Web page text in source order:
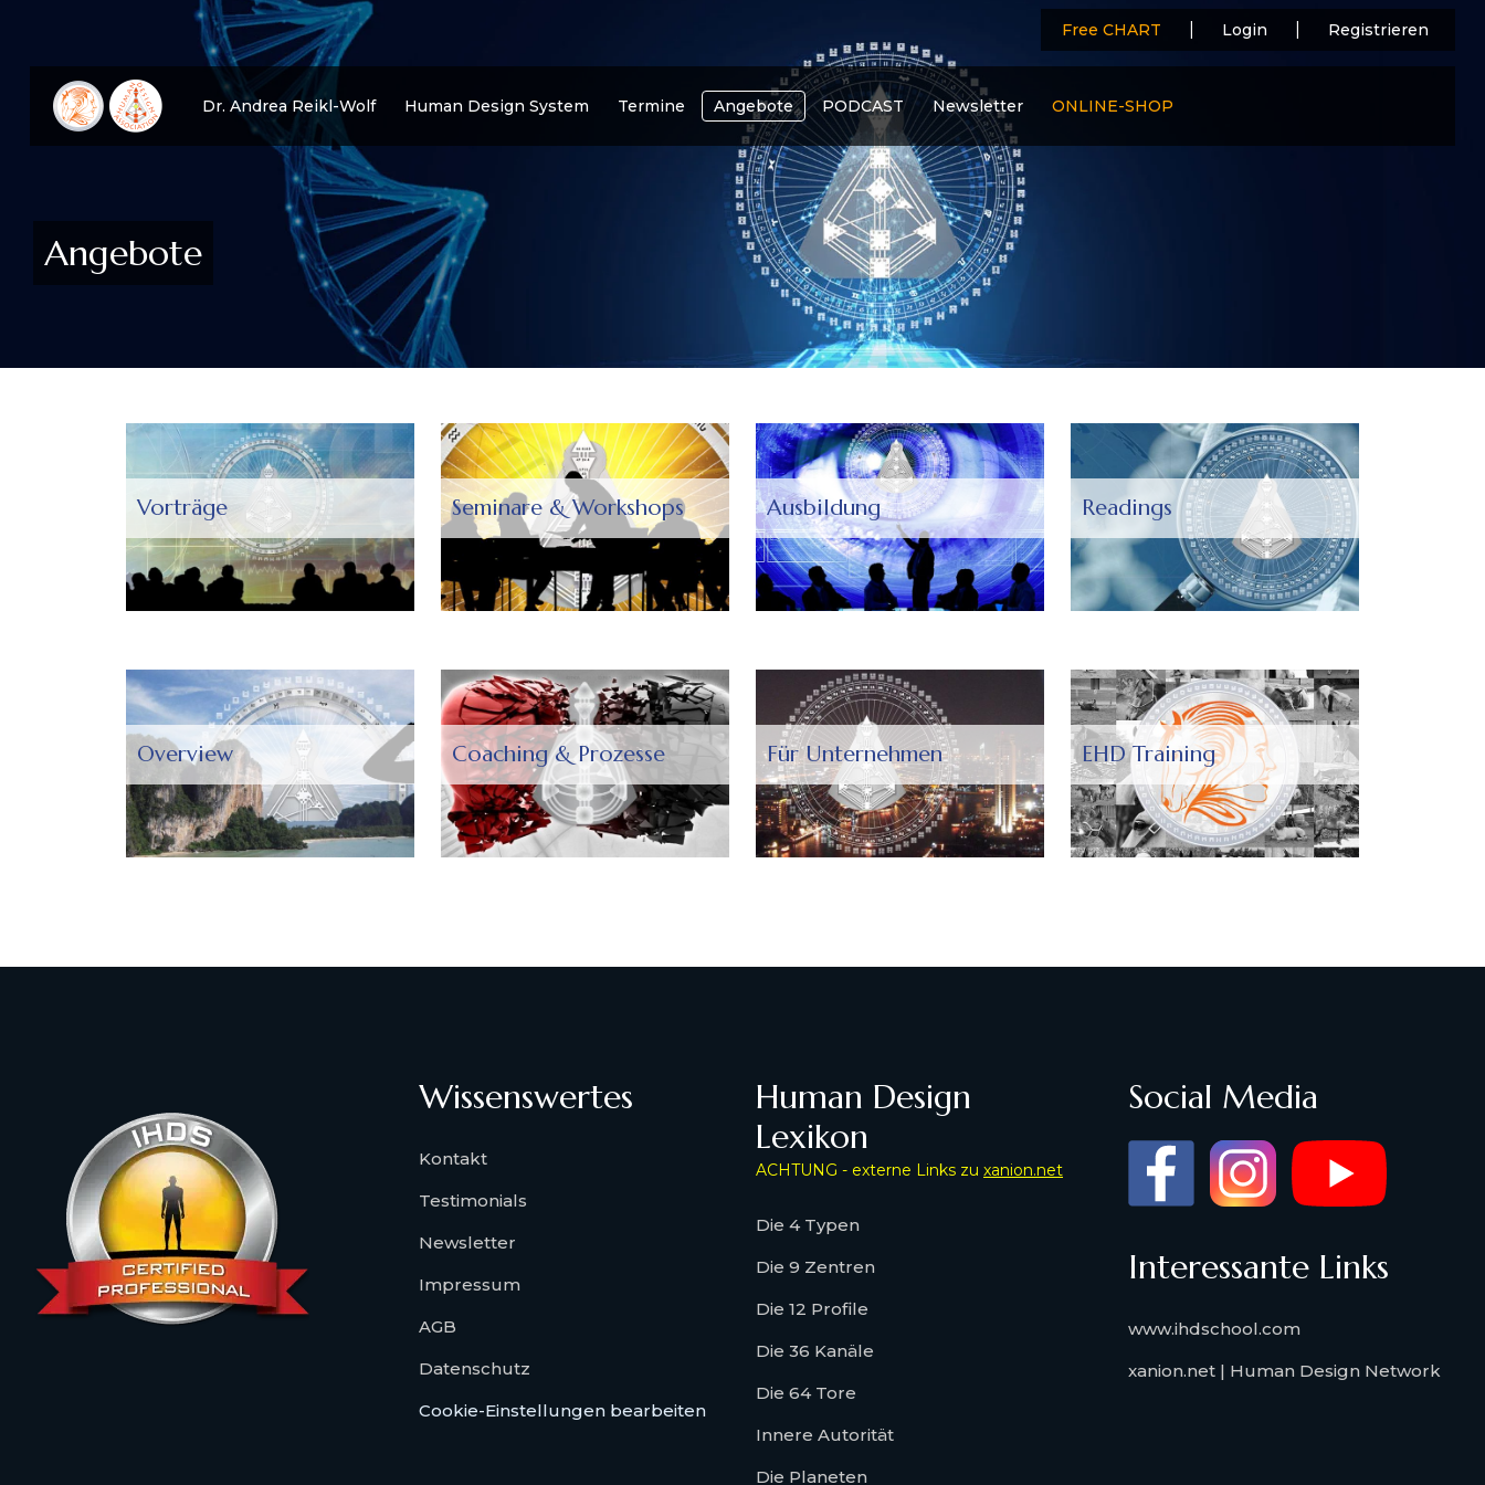
Dr. Andrea Reikl-Wolf Human Design System Termine Angebote PODCAST Newsletter ONLINE-SHOP
Free CHART Login Registrieren
Angebote
Vorträge Seminare & Workshops Ausbildung Readings
Overview Coaching & Prozesse Für Unternehmen EHD Training
Wissenswertes
Kontakt
Testimonials
Newsletter
Impressum
AGB
Datenschutz
Cookie-Einstellungen bearbeiten
Human Design
Lexikon
ACHTUNG - externe Links zu xanion.net
Die 4 Typen
Die 9 Zentren
Die 12 Profile
Die 36 Kanäle
Die 64 Tore
Innere Autorität
Die Planeten
Social Media
Interessante Links
www.ihdschool.com
xanion.net | Human Design Network